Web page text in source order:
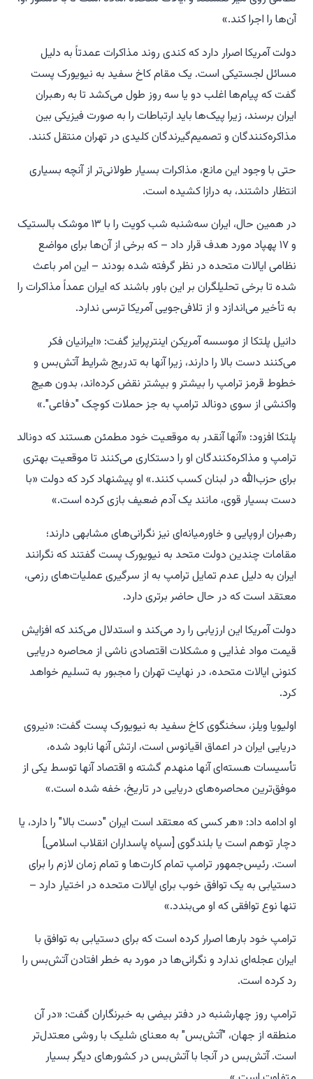
آن‌ها را اجرا کند.»
دولت آمریکا اصرار دارد که کندی روند مذاکرات عمدتاً به دلیل
مسائل لجستیکی است. یک مقام کاخ سفید به نیویورک پست
گفت که پیام‌ها اغلب دو یا سه روز طول می‌کشد تا به رهبران
ایران برسند، زیرا پیک‌ها باید ارتباطات را به صورت فیزیکی بین
مذاکره‌کنندگان و تصمیم‌گیرندگان کلیدی در تهران منتقل کنند.
حتی با وجود این مانع، مذاکرات بسیار طولانی‌تر از آنچه بسیاری
انتظار داشتند، به درازا کشیده است.
در همین حال، ایران سه‌شنبه شب کویت را با ۱۳ موشک بالستیک
و ۱۷ پهپاد مورد هدف قرار داد – که برخی از آن‌ها برای مواضع
نظامی ایالات متحده در نظر گرفته شده بودند – این امر باعث
شده تا برخی تحلیلگران بر این باور باشند که ایران عمداً مذاکرات را
به تأخیر می‌اندازد و از تلافی‌جویی آمریکا ترسی ندارد.
دانیل پلتکا از موسسه آمریکن اینترپرایز گفت: «ایرانیان فکر
می‌کنند دست بالا را دارند، زیرا آنها به تدریج شرایط آتش‌بس و
خطوط قرمز ترامپ را بیشتر و بیشتر نقض کرده‌اند، بدون هیچ
واکنشی از سوی دونالد ترامپ به جز حملات کوچک "دفاعی".»
پلتکا افزود: «آنها آنقدر به موقعیت خود مطمئن هستند که دونالد
ترامپ و مذاکره‌کنندگان او را دستکاری می‌کنند تا موقعیت بهتری
برای حزب‌الله در لبنان کسب کنند.» او پیشنهاد کرد که دولت «با
دست بسیار قوی، مانند یک آدم ضعیف بازی کرده است.»
رهبران اروپایی و خاورمیانه‌ای نیز نگرانی‌های مشابهی دارند؛
مقامات چندین دولت متحد به نیویورک پست گفتند که نگرانند
ایران به دلیل عدم تمایل ترامپ به از سرگیری عملیات‌های رزمی،
معتقد است که در حال حاضر برتری دارد.
دولت آمریکا این ارزیابی را رد می‌کند و استدلال می‌کند که افزایش
قیمت مواد غذایی و مشکلات اقتصادی ناشی از محاصره دریایی
کنونی ایالات متحده، در نهایت تهران را مجبور به تسلیم خواهد
کرد.
اولیویا ویلز، سخنگوی کاخ سفید به نیویورک پست گفت: «نیروی
دریایی ایران در اعماق اقیانوس است، ارتش آنها نابود شده،
تأسیسات هسته‌ای آنها منهدم گشته و اقتصاد آنها توسط یکی از
موفق‌ترین محاصره‌های دریایی در تاریخ، خفه شده است.»
او ادامه داد: «هر کسی که معتقد است ایران "دست بالا" را دارد، یا
دچار توهم است یا بلندگوی [سپاه پاسداران انقلاب اسلامی]
است. رئیس‌جمهور ترامپ تمام کارت‌ها و تمام زمان لازم را برای
دستیابی به یک توافق خوب برای ایالات متحده در اختیار دارد –
تنها نوع توافقی که او می‌بندد.»
ترامپ خود بارها اصرار کرده است که برای دستیابی به توافق با
ایران عجله‌ای ندارد و نگرانی‌ها در مورد به خطر افتادن آتش‌بس را
رد کرده است.
ترامپ روز چهارشنبه در دفتر بیضی به خبرنگاران گفت: «در آن
منطقه از جهان، "آتش‌بس" به معنای شلیک با روشی معتدل‌تر
است. آتش‌بس در آنجا با آتش‌بس در کشورهای دیگر بسیار